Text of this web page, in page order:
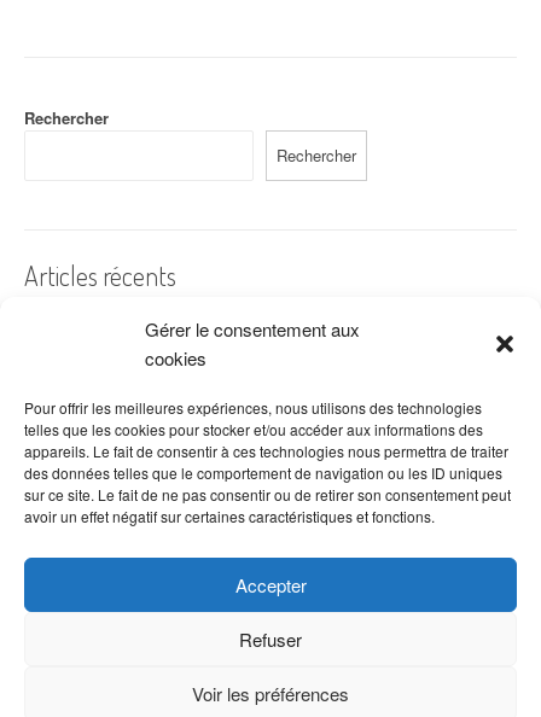
Gérer le consentement aux
cookies
Pour offrir les meilleures expériences, nous utilisons des technologies
telles que les cookies pour stocker et/ou accéder aux informations des
appareils. Le fait de consentir à ces technologies nous permettra de traiter
des données telles que le comportement de navigation ou les ID uniques
sur ce site. Le fait de ne pas consentir ou de retirer son consentement peut
avoir un effet négatif sur certaines caractéristiques et fonctions.
Accepter
Refuser
Voir les préférences
Rechercher
Rechercher
Articles récents
A quelles dates de l’année offre-t-on des fleurs ?
Les fleurs préférées des Français
Combien de fois arroser un cactus ?
Quelles fleurs offrir pour la fête des mères ?
Idées de décoration avec fleurs séchées